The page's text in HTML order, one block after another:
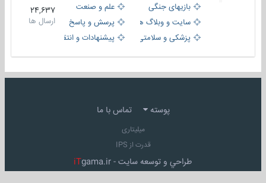
بازیهای جنگی
علم و صنعت
سایت و وبلاگ ها
پرسش و پاسخ
پزشکی و سلامتی
پیشنهادات و انتقادات
24,637
ارسال ها
پوسته تماس با ما
میلیتاری
قدرت از IPS
طراحي و توسعه سايت - iTgama.ir